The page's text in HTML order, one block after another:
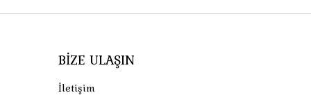
BIZE ULAŞIN
İletişim